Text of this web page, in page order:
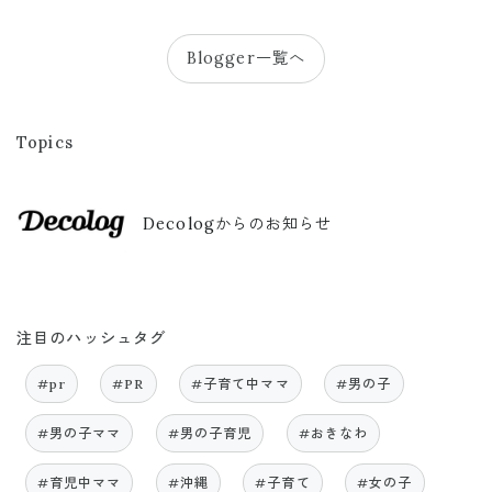
Blogger一覧へ
Topics
Decologからのお知らせ
注目のハッシュタグ
#pr #PR #子育て中ママ #男の子
#男の子ママ #男の子育児 #おきなわ
#育児中ママ #沖縄 #子育て #女の子